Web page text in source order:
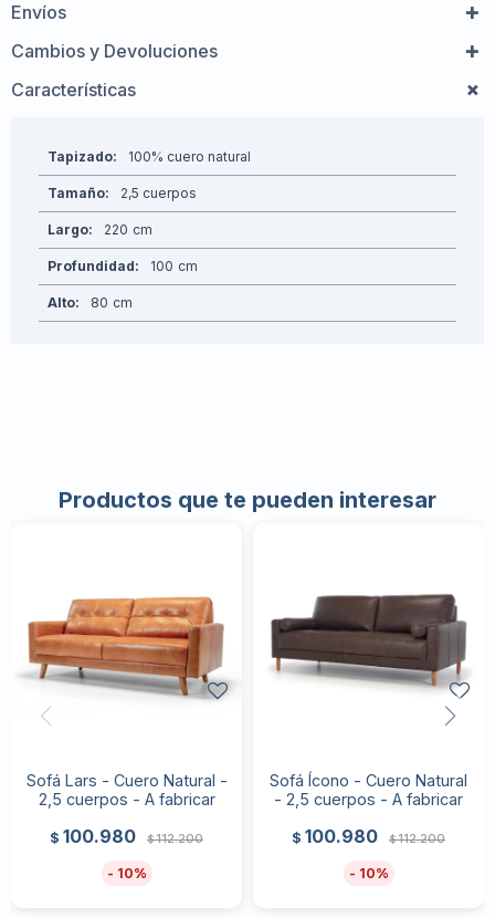
Envíos
Cambios y Devoluciones
Características
Tapizado 100% cuero natural
Tamaño 2,5 cuerpos
Largo 220
Profundidad 100
Alto 80
Productos que te pueden interesar
Sofá Lars - Cuero Natural -
2,5 cuerpos - A fabricar
$ 100.980 $112.200
10
Sofá Ícono - Cuero Natural
- 2,5 cuerpos - A fabricar
$ 100.980 $112.200
10